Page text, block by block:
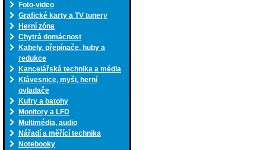
Foto-video
Grafické karty a TV tunery
Herní zóna
Chytrá domácnost
Kabely, přepínače, huby a
redukce
Kancelářská technika a média
Klávesnice, myši, herní
ovladače
Kufry a batohy
Monitory a LFD
Multimédia, audio
Nářadí a měřící technika
Notebooky